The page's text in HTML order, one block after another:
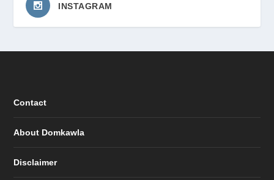
INSTAGRAM
Contact
About Domkawla
Disclaimer